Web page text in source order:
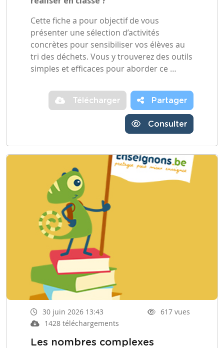
Cette fiche a pour objectif de vous
présenter une sélection d’activités
concrètes pour sensibiliser vos élèves au
tri des déchets. Vous y trouverez des outils
simples et efficaces pour aborder ce …
Télécharger Partager
Consulter
30 juin 2026 13:43
617 vues
1428 téléchargements
Les nombres complexes